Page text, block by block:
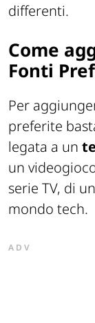
differenti.
Come
Fonti
Per
preferite
legata a un
un
serie TV, di
mondo tech.
ADV